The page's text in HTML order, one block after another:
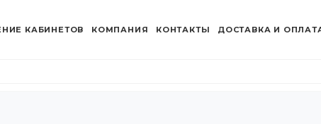
КАБИНЕТОВ КОМПАНИЯ КОНТАКТЫ ДОСТАВКА И